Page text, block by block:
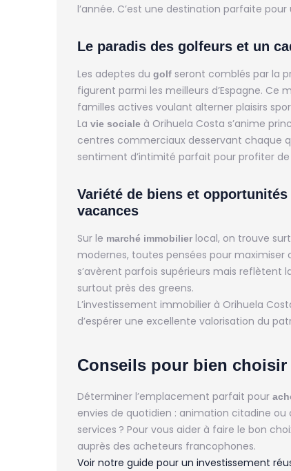
l’année. C’est une destination parfaite pour
Le paradis des golfeurs et un
Les adeptes du golf seront comblés par la
figurent parmi les meilleurs d’Espagne.
familles actives voulant alterner plaisirs
La vie sociale à Orihuela Costa s’anime
centres commerciaux desservant chaque
sentiment d’intimité parfait pour profiter de
Variété de biens et
vacances
Sur le marché immobilier local, on trouve
modernes, toutes pensées pour
s’avèrent parfois supérieurs mais reflètent
surtout près des greens.
L’investissement immobilier à Orihuela
d’espérer une excellente valorisation du
Conseils pour bien choisir
Déterminer l’emplacement parfait pour
envies de quotidien : animation citadine
services ? Pour vous aider à faire le bon
auprès des acheteurs francophones.
Voir notre guide pour un investissement